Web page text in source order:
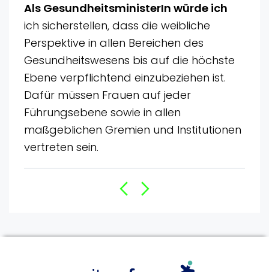
Als GesundheitsministerIn würde ich
ich sicherstellen, dass die weibliche
Perspektive in allen Bereichen des
Gesundheitswesens bis auf die höchste
Ebene verpflichtend einzubeziehen ist.
Dafür müssen Frauen auf jeder
Führungsebene sowie in allen
maßgeblichen Gremien und Institutionen
vertreten sein.